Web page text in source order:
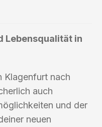
Lebensqualität in
Klagenfurt nach
auch
und der
neuen